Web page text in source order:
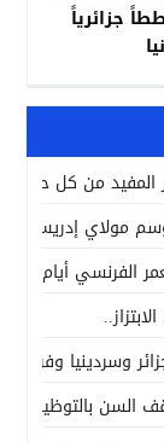
جزائرياً
مولاي إدريس
أيام 7 و8 و9 غشت 1954.
وسردينيا وفرنسا
السن بالتوظيف